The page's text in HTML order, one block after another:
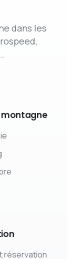
dans les
montagne
réservation